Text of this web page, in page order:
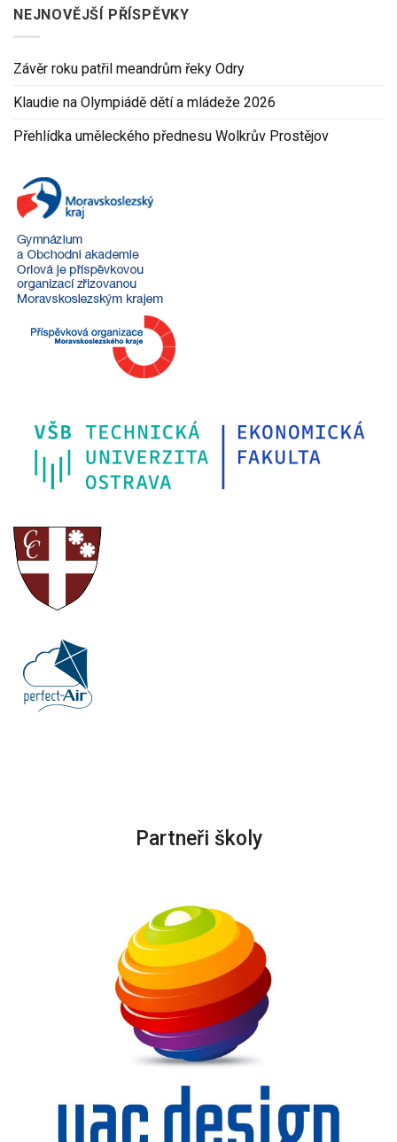
NEJNOVĚJŠÍ PŘÍSPĚVKY
Závěr roku patřil meandrům řeky Odry
Klaudie na Olympiádě dětí a mládeže 2026
Přehlídka uměleckého přednesu Wolkrův Prostějov
Partneři školy